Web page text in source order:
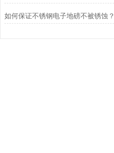
如何保证不锈钢电子地磅不被锈蚀？